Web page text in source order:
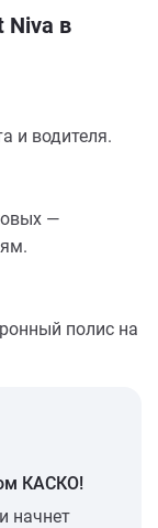
Niva в
и водителя.
—
полис на
КАСКО!
начнет